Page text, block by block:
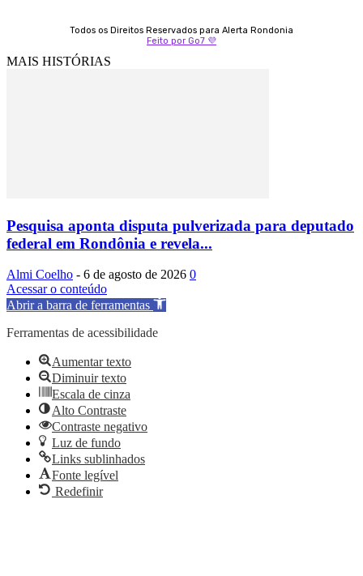
Todos os Direitos Reservados para Alerta Rondonia
Feito por Go7 💜
MAIS HISTÓRIAS
Pesquisa aponta disputa pulverizada para deputado
federal em Rondônia e revela...
Almi Coelho - 6 de agosto de 2026 0
Acessar o conteúdo
Abrir a barra de ferramentas
Ferramentas de acessibilidade
Aumentar texto
Diminuir texto
Escala de cinza
Alto Contraste
Contraste negativo
Luz de fundo
Links sublinhados
Fonte legível
Redefinir